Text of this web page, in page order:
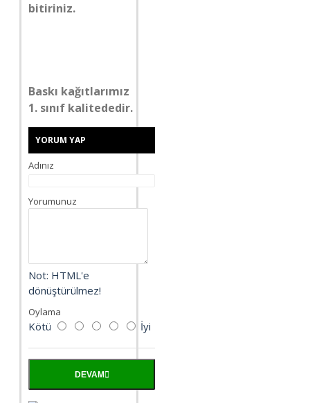
bitiriniz.
Baskı kağıtlarımız
1. sınıf kalitededir.
YORUM YAP
Adınız
Yorumunuz
Not: HTML'e
dönüştürülmez!
Oylama
Kötü İyi
DEVAM